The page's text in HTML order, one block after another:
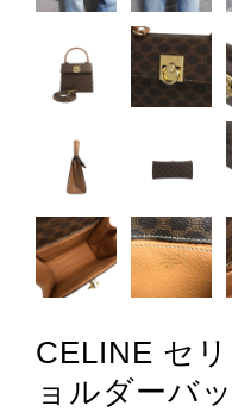
CELINE セ
ョルダーバ